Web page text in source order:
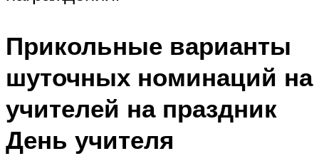
Прикольные варианты
шуточных номинаций на
учителей на праздник
День учителя